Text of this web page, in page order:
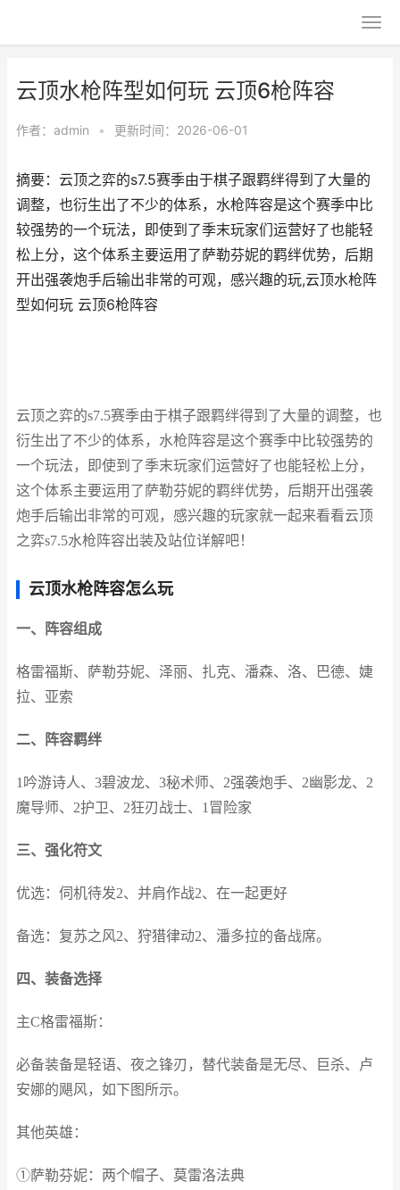
云顶水枪阵型如何玩 云顶6枪阵容
作者： admin • 更新时间：2026-06-01
摘要：云顶之弈的s7.5赛季由于棋子跟羁绊得到了大量的
调整，也衍生出了不少的体系，水枪阵容是这个赛季中比
较强势的一个玩法，即使到了季末玩家们运营好了也能轻
松上分，这个体系主要运用了萨勒芬妮的羁绊优势，后期
开出强袭炮手后输出非常的可观，感兴趣的玩,云顶水枪阵
型如何玩 云顶6枪阵容
云顶之弈的s7.5赛季由于棋子跟羁绊得到了大量的调整，也
衍生出了不少的体系，水枪阵容是这个赛季中比较强势的
一个玩法，即使到了季末玩家们运营好了也能轻松上分，
这个体系主要运用了萨勒芬妮的羁绊优势，后期开出强袭
炮手后输出非常的可观，感兴趣的玩家就一起来看看云顶
之弈s7.5水枪阵容出装及站位详解吧！
云顶水枪阵容怎么玩
一、阵容组成
格雷福斯、萨勒芬妮、泽丽、扎克、潘森、洛、巴德、婕
拉、亚索
二、阵容羁绊
1吟游诗人、3碧波龙、3秘术师、2强袭炮手、2幽影龙、2
魔导师、2护卫、2狂刃战士、1冒险家
三、强化符文
优选：伺机待发2、并肩作战2、在一起更好
备选：复苏之风2、狩猎律动2、潘多拉的备战席。
四、装备选择
主C格雷福斯：
必备装备是轻语、夜之锋刃，替代装备是无尽、巨杀、卢
安娜的飓风，如下图所示。
其他英雄：
①萨勒芬妮：两个帽子、莫雷洛法典